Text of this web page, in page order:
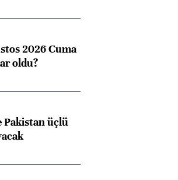
2026 Cuma
oldu?
Pakistan üçlü